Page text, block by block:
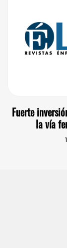
Fuerte
la vía